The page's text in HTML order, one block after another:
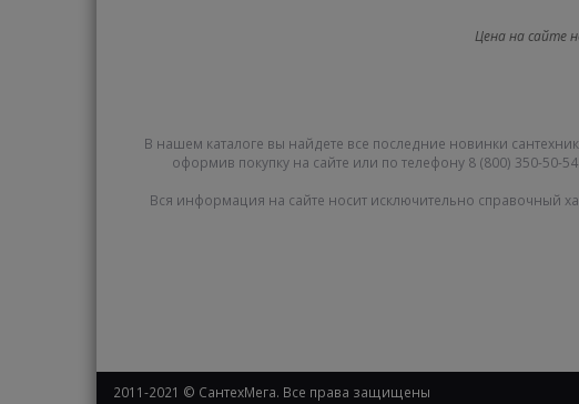
Цена на сайте
В нашем каталоге вы найдете все последние новинки
оформив покупку на сайте или по телефону 8 (800) 350-50-
Вся информация на сайте носит исключительно справочный
2011-2021 © СантехМега. Все права защищены